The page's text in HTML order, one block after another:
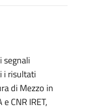
segnali
i risultati
di Mezzo in
CNR IRET,